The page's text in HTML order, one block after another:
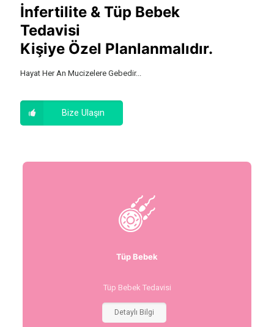
İnfertilite & Tüp Bebek
Tedavisi
Kişiye Özel Planlanmalıdır.
Hayat Her An Mucizelere Gebedir...
Bize Ulaşın
Tüp Bebek
Tüp Bebek Tedavisi
Detaylı Bilgi